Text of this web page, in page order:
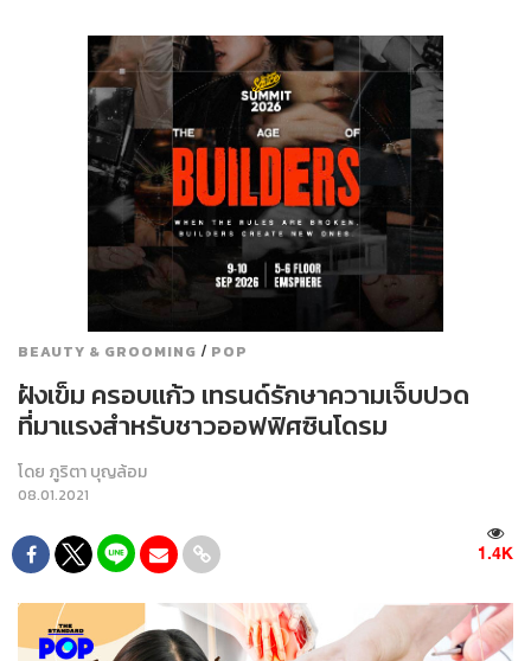
BEAUTY & GROOMING / POP
ฝังเข็ม ครอบแก้ว เทรนด์รักษาความเจ็บปวด
ที่มาแรงสำหรับชาวออฟฟิศซินโดรม
โดย ภูริตา บุญล้อม
08.01.2021
1.4K